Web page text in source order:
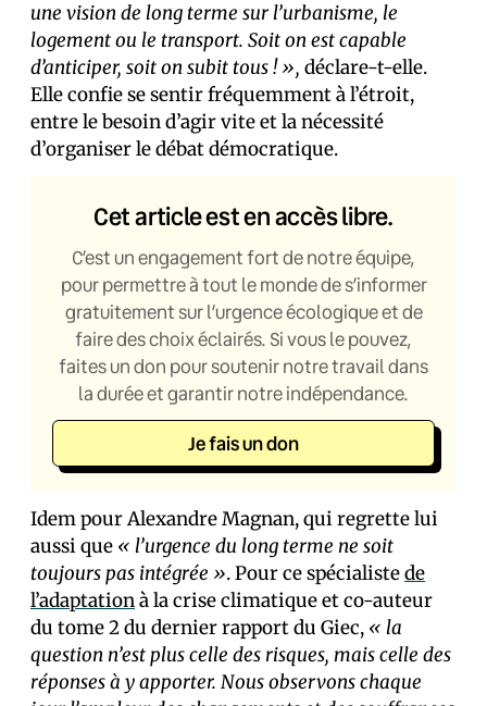
une vision de long terme sur l’urbanisme, le
logement ou le transport. Soit on est capable
d’anticiper, soit on subit tous ! », déclare-t-elle.
Elle confie se sentir fréquemment à l’étroit,
entre le besoin d’agir vite et la nécessité
d’organiser le débat démocratique.
Cet article est en accès libre.
C’est un engagement fort de notre équipe,
pour permettre à tout le monde de s’informer
gratuitement sur l’urgence écologique et de
faire des choix éclairés. Si vous le pouvez,
faites un don pour soutenir notre travail dans
la durée et garantir notre indépendance.
Je fais un don
Idem pour Alexandre Magnan, qui regrette lui
aussi que « l’urgence du long terme ne soit
toujours pas intégrée ». Pour ce spécialistede
l’adaptationà la crise climatique et co-auteur
du tome 2 du dernier rapport du Giec, « la
question n’est plus celle des risques, mais celle des
réponses à y apporter. Nous observons chaque